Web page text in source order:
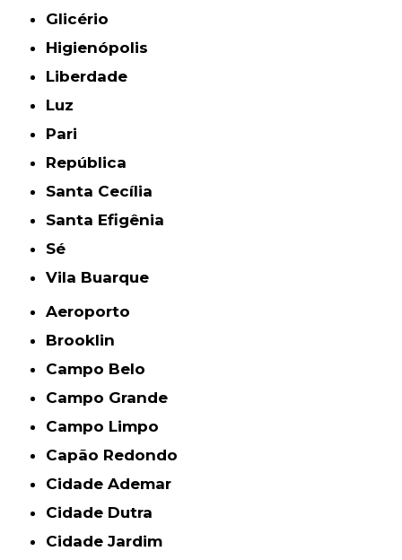
Glicério
Higienópolis
Liberdade
Luz
Pari
República
Santa Cecília
Santa Efigênia
Sé
Vila Buarque
Aeroporto
Brooklin
Campo Belo
Campo Grande
Campo Limpo
Capão Redondo
Cidade Ademar
Cidade Dutra
Cidade Jardim